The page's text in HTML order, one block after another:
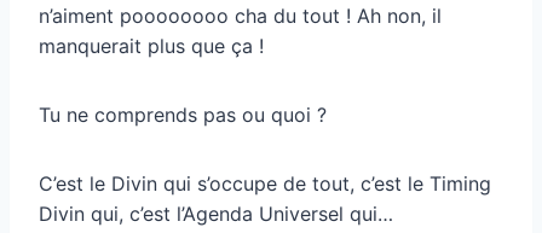
n’aiment poooooooo cha du tout ! Ah non, il
manquerait plus que ça !
Tu ne comprends pas ou quoi ?
C’est le Divin qui s’occupe de tout, c’est le Timing
Divin qui, c’est l’Agenda Universel qui…